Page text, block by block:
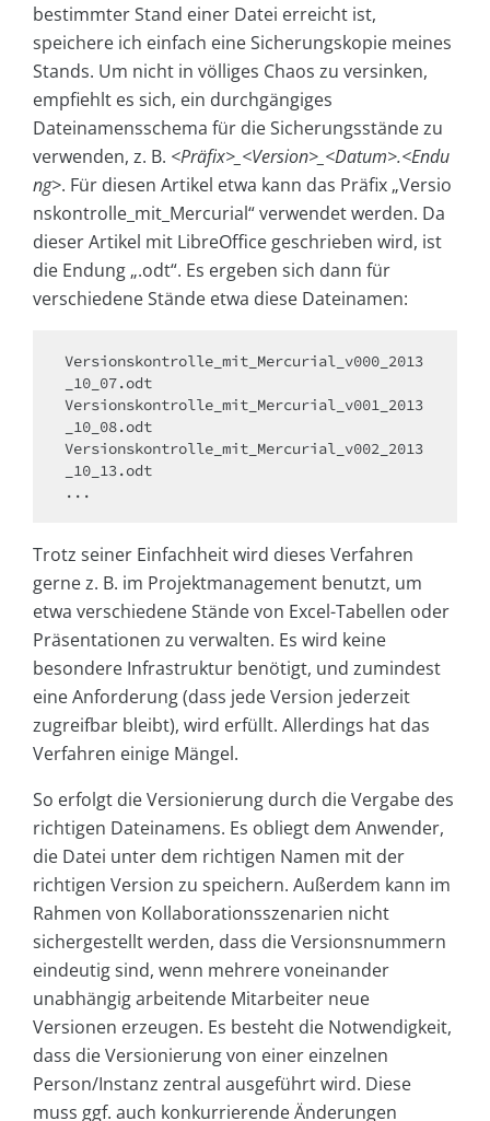
bestimmter Stand einer Datei erreicht ist,
speichere ich einfach eine Sicherungskopie meines
Stands. Um nicht in völliges Chaos zu versinken,
empfiehlt es sich, ein durchgängiges
Dateinamensschema für die Sicherungsstände zu
verwenden, z. B. <Präfix>_<Version>_<Datum>.<En­du
ng>. Für diesen Artikel etwa kann das Präfix „Versio
nskontrolle_mit_Mercurial“verwendet werden. Da
dieser Artikel mit LibreOffice geschrieben wird, ist
die Endung „.odt“. Es ergeben sich dann für
verschiedene Stände etwa diese Dateinamen:
Versionskontrolle_mit_Mercurial_v000_2013
_10_07.odt
Versionskontrolle_mit_Mercurial_v001_2013
_10_08.odt
Versionskontrolle_mit_Mercurial_v002_2013
_10_13.odt
...
Trotz seiner Einfachheit wird dieses Verfahren
gerne z. B. im Projektmanagement benutzt, um
etwa verschiedene Stände von Excel-Tabellen oder
Präsentationen zu verwalten. Es wird keine
besondere Infrastruktur benötigt, und zumindest
eine Anforderung (dass jede Version jederzeit
zugreifbar bleibt), wird erfüllt. Allerdings hat das
Verfahren einige Mängel.
So erfolgt die Versionierung durch die Vergabe des
richtigen Dateinamens. Es obliegt dem Anwender,
die Datei unter dem richtigen Namen mit der
richtigen Version zu speichern. Außerdem kann im
Rahmen von Kollaborationsszenarien nicht
sichergestellt werden, dass die Versionsnummern
eindeutig sind, wenn mehrere voneinander
unabhängig arbeitende Mitarbeiter neue
Versionen erzeugen. Es besteht die Notwendigkeit,
dass die Versionierung von einer einzelnen
Person/Instanz zentral ausgeführt wird. Diese
muss ggf. auch konkurrierende Änderungen